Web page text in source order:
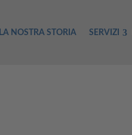
LA NOSTRA STORIA SERVIZI